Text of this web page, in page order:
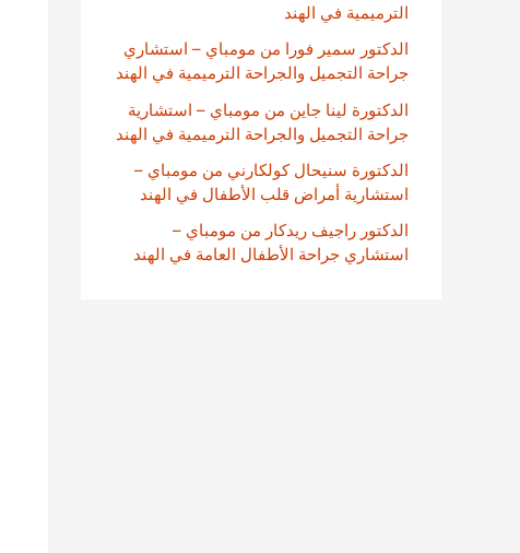
الترميمية في الهند
الدكتور سمير فورا من مومباي – استشاري
جراحة التجميل والجراحة الترميمية في الهند
الدكتورة لينا جاين من مومباي – استشارية
جراحة التجميل والجراحة الترميمية في الهند
الدكتورة سنيحال كولكارني من مومباي –
استشارية أمراض قلب الأطفال في الهند
الدكتور راجيف ريدكار من مومباي –
استشاري جراحة الأطفال العامة في الهند